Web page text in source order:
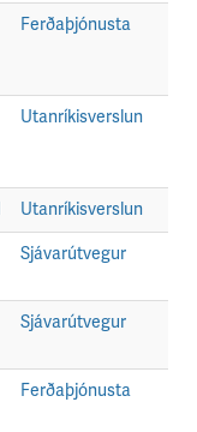
Ferðaþjónusta
Utanríkisverslun
Utanríkisverslun
Sjávarútvegur
Sjávarútvegur
Ferðaþjónusta